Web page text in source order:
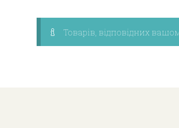
Товарів, відповідних